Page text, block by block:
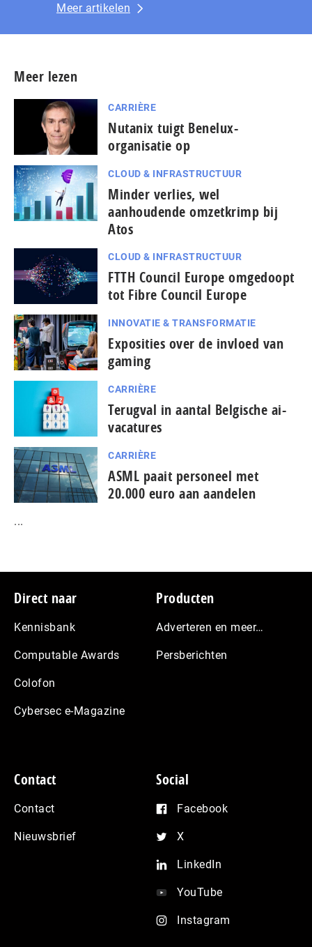
Meer artikelen
Meer lezen
CARRIÈRE
Nutanix tuigt Benelux-
organisatie op
CLOUD & INFRASTRUCTUUR
Minder verlies, wel
aanhoudende omzetkrimp bij
Atos
CLOUD & INFRASTRUCTUUR
FTTH Council Europe omgedoopt
tot Fibre Council Europe
INNOVATIE & TRANSFORMATIE
Exposities over de invloed van
gaming
CARRIÈRE
Terugval in aantal Belgische ai-
vacatures
CARRIÈRE
ASML paait personeel met
20.000 euro aan aandelen
...
Footer
Direct naar
Kennisbank
Computable Awards
Colofon
Cybersec e-Magazine
Producten
Adverteren en meer…
Persberichten
Contact
Contact
Nieuwsbrief
Social
Facebook
X
LinkedIn
YouTube
Instagram